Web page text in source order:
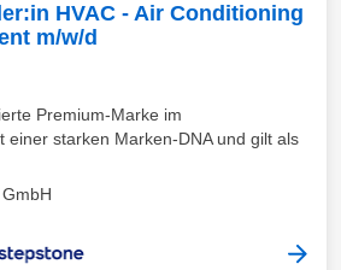
HVAC - Air Conditioning
m/w/d
Premium-Marke im
einer starken Marken-DNA und gilt als